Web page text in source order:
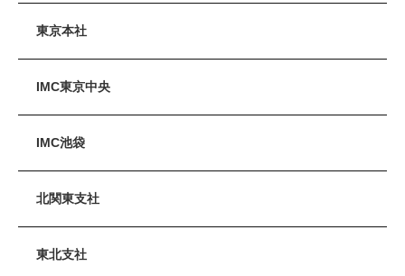
東京本社
IMC東京中央
IMC池袋
北関東支社
東北支社